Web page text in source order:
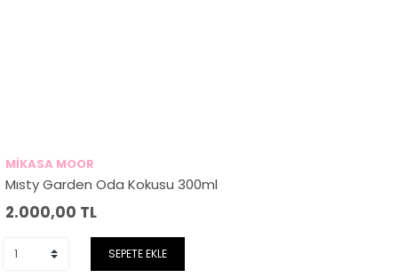
MİKASA MOOR
Mısty Garden Oda Kokusu 300ml
2.000,00 TL
SEPETE EKLE